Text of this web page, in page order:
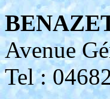
Avenue
Tel :